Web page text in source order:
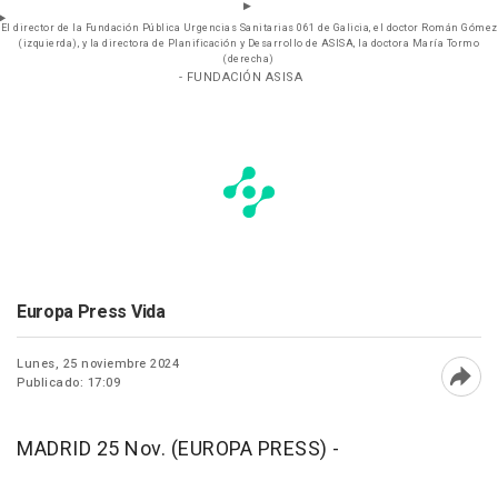
El director de la Fundación Pública Urgencias Sanitarias 061 de Galicia, el doctor Román Gómez
(izquierda), y la directora de Planificación y Desarrollo de ASISA, la doctora María Tormo
(derecha)
- FUNDACIÓN ASISA
Europa Press Vida
Lunes, 25 noviembre 2024
Publicado: 17:09
MADRID 25 Nov. (EUROPA PRESS) -